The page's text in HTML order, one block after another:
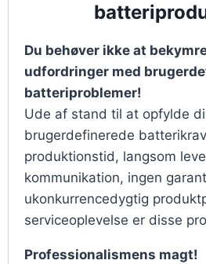
Du behøver ikke at
udfordringer med
batteriproblemer!
Ude af stand til at opfylde
brugerdefinerede
produktionstid, langsom
kommunikation, ingen
ukonkurrencedygtig
serviceoplevelse er disse
Professionalismens magt!